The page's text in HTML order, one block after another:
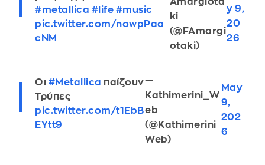
#metallica #life #music
pic.twitter.com/nowpPaa
cNM
ki
(@FAmargi
otaki)
y 9,
20
26
Οι #Metallica παίζουν
Τρύπες
pic.twitter.com/t1EbB
EYtt9
—
Kathimerini_W
eb
(@Kathimerini
Web)
May
9,
202
6